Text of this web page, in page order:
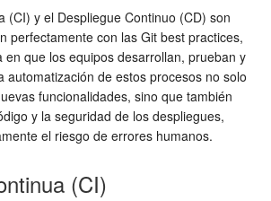
(CI) y el Despliegue Continuo (CD) son
perfectamente con las Git best practices,
que los equipos desarrollan, prueban y
automatización de estos procesos no solo
funcionalidades, sino que también
y la seguridad de los despliegues,
el riesgo de errores humanos.
(CI)